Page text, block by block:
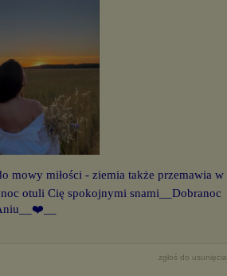
mowy miłości - ziemia także przemawia w
otuli Cię spokojnymi snami__Dobranoc
zgłoś do usunięcia